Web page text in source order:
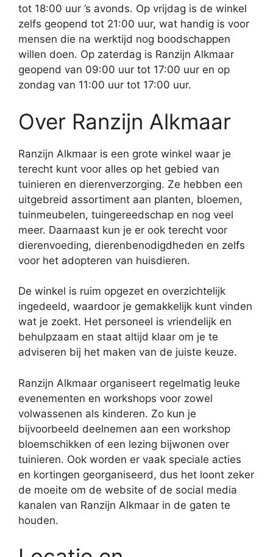
tot 18:00 uur ’s avonds. Op vrijdag is de winkel
zelfs geopend tot 21:00 uur, wat handig is voor
mensen die na werktijd nog boodschappen
willen doen. Op zaterdag is Ranzijn Alkmaar
geopend van 09:00 uur tot 17:00 uur en op
zondag van 11:00 uur tot 17:00 uur.
Over Ranzijn Alkmaar
Ranzijn Alkmaar is een grote winkel waar je
terecht kunt voor alles op het gebied van
tuinieren en dierenverzorging. Ze hebben een
uitgebreid assortiment aan planten, bloemen,
tuinmeubelen, tuingereedschap en nog veel
meer. Daarnaast kun je er ook terecht voor
dierenvoeding, dierenbenodigdheden en zelfs
voor het adopteren van huisdieren.
De winkel is ruim opgezet en overzichtelijk
ingedeeld, waardoor je gemakkelijk kunt vinden
wat je zoekt. Het personeel is vriendelijk en
behulpzaam en staat altijd klaar om je te
adviseren bij het maken van de juiste keuze.
Ranzijn Alkmaar organiseert regelmatig leuke
evenementen en workshops voor zowel
volwassenen als kinderen. Zo kun je
bijvoorbeeld deelnemen aan een workshop
bloemschikken of een lezing bijwonen over
tuinieren. Ook worden er vaak speciale acties
en kortingen georganiseerd, dus het loont zeker
de moeite om de website of de social media
kanalen van Ranzijn Alkmaar in de gaten te
houden.